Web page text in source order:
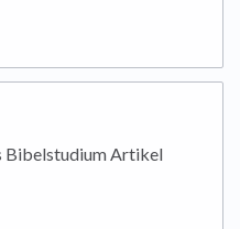
Bibelstudium Artikel